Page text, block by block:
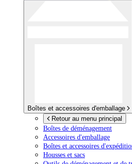
Boîtes et accessoires d'emballage
Retour au menu principal
Boîtes de déménagement
Accessoires d'emballage
Boîtes et accessoires
Housses et sacs